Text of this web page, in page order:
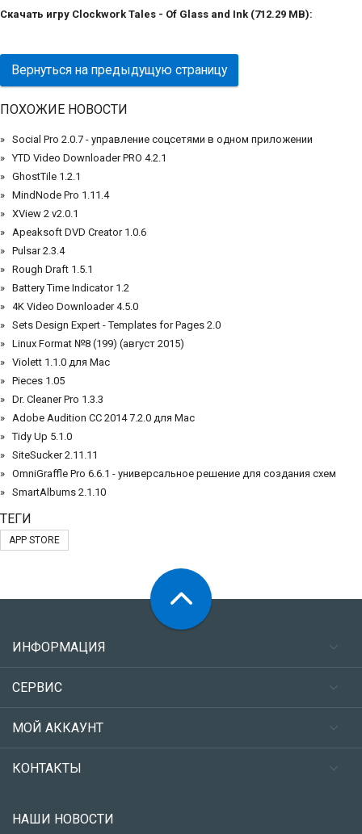
Скачать игру Clockwork Tales - Of Glass and Ink (712.29 MB):
Вернуться на предыдущую страницу
ПОХОЖИЕ НОВОСТИ
Social Pro 2.0.7 - управление соцсетями в одном приложении
YTD Video Downloader PRO 4.2.1
GhostTile 1.2.1
MindNode Pro 1.11.4
XView 2 v2.0.1
Apeaksoft DVD Creator 1.0.6
Pulsar 2.3.4
Rough Draft 1.5.1
Battery Time Indicator 1.2
4K Video Downloader 4.5.0
Sets Design Expert - Templates for Pages 2.0
Linux Format №8 (199) (август 2015)
Violett 1.1.0 для Mac
Pieces 1.05
Dr. Cleaner Pro 1.3.3
Adobe Audition CC 2014 7.2.0 для Mac
Tidy Up 5.1.0
SiteSucker 2.11.11
OmniGraffle Pro 6.6.1 - универсальное решение для создания схем
SmartAlbums 2.1.10
ТЕГИ
APP STORE
ИНФОРМАЦИЯ
СЕРВИС
МОЙ АККАУНТ
КОНТАКТЫ
НАШИ НОВОСТИ